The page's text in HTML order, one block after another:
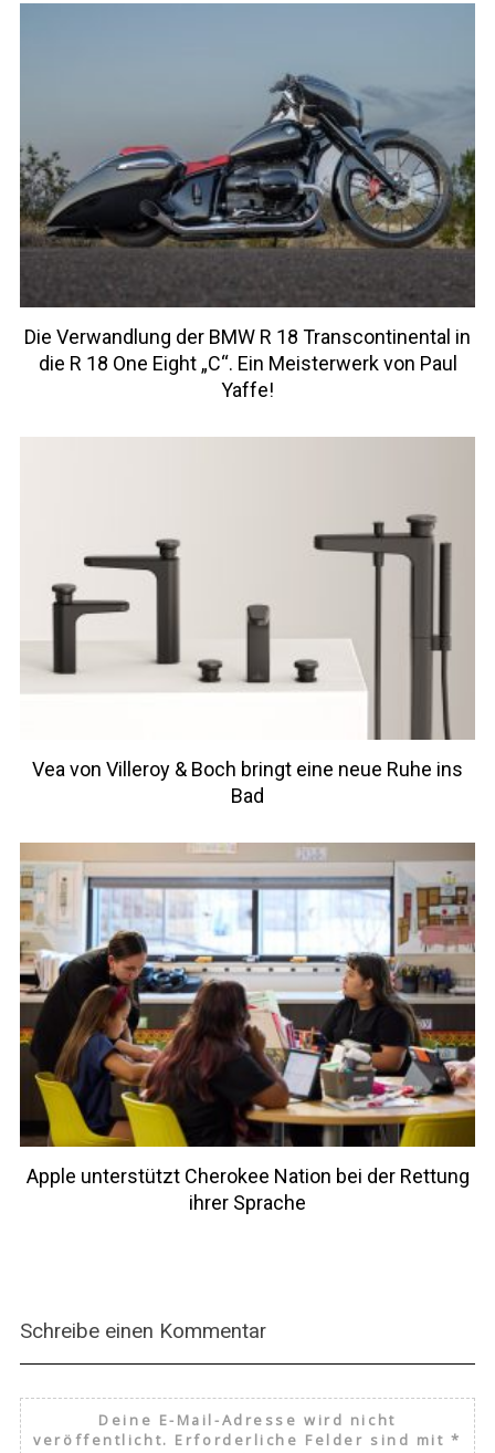
Die Verwandlung der BMW R 18 Transcontinental in
die R 18 One Eight „C“. Ein Meisterwerk von Paul
Yaffe!
Vea von Villeroy & Boch bringt eine neue Ruhe ins
Bad
Apple unterstützt Cherokee Nation bei der Rettung
ihrer Sprache
Schreibe einen Kommentar
Deine E-Mail-Adresse wird nicht
veröffentlicht. Erforderliche Felder sind mit*